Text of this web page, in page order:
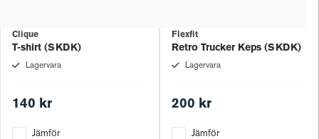
Clique
T-shirt (SKDK)
Lagervara
140 kr
Jämför
Flexfit
Retro Trucker Keps (SKDK)
Lagervara
200 kr
Jämför